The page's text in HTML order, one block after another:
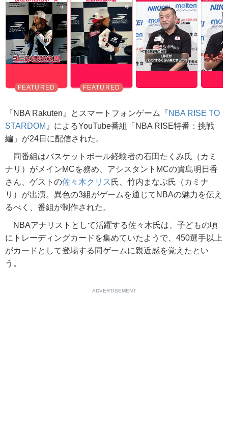
『NBA Rakuten』とスマートフォンゲーム『NBA RISE TO
STARDOM 』によるYouTube番組「NBA RISE特番：挑戦
編」が24日に配信された。
同番組はバスケットボール経験者の石田たくみ氏（カミ
ナリ）がメインMCを務め、アシスタントMCの貴島明日香
さん、ゲストの佐々木クリス 氏、竹内まなぶ氏（カミナ
リ）が出演。異色の3組がゲームを通じてNBAの魅力を伝え
るべく、番組が制作された。
NBAアナリストとして活躍する佐々木氏は、子どもの頃
にトレーディングカードを集めていたようで、450選手以上
がカードとして登場する同ゲームに親近感を覚えたとい
う。
ADVERTISEMENT